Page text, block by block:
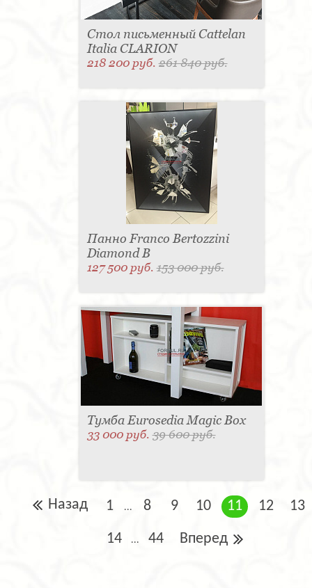
Стол письменный Cattelan
Italia CLARION
218 200 руб.261 840 руб.
Панно Franco Bertozzini
Diamond B
127 500 руб.153 000 руб.
Тумба Eurosedia Magic Box
33 000 руб.39 600 руб.
Назад 1 ... 8 9 10 11 12 13
14 ... 44 Вперед